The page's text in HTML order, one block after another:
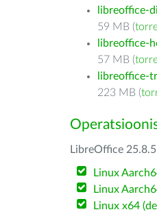
libreoffice-
59 MB (
libreoffice-
57 MB (
libreoffice-
223 MB (
LibreOffice
Linux
Linux
Linux x64